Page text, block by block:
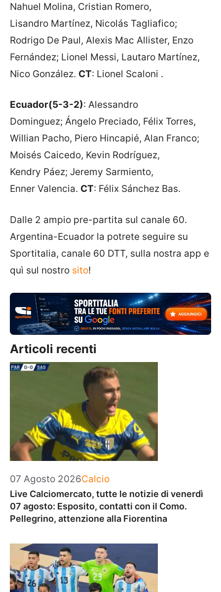
Nahuel Molina, Cristian Romero,
Lisandro Martínez, Nicolás Tagliafico;
Rodrigo De Paul, Alexis Mac Allister, Enzo
Fernández; Lionel Messi, Lautaro Martínez,
Nico González. CT: Lionel Scaloni .
Ecuador(5-3-2): Alessandro
Dominguez; Ángelo Preciado, Félix Torres,
Willian Pacho, Piero Hincapié, Alan Franco;
Moisés Caicedo, Kevin Rodríguez,
Kendry Páez; Jeremy Sarmiento,
Enner Valencia. CT: Félix Sánchez Bas.
Dalle 2 ampio pre-partita sul canale 60.
Argentina-Ecuador la potrete seguire su
Sportitalia, canale 60 DTT, sulla nostra app e
quì sul nostro sito!
Articoli recenti
07 Agosto 2026Categorie
Calcio
Live Calciomercato, tutte le notizie di venerdì
07 agosto: Esposito, contatti con il Como.
Pellegrino, attenzione alla Fiorentina